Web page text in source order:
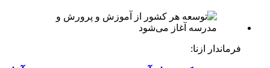
فرماندار ازنا: